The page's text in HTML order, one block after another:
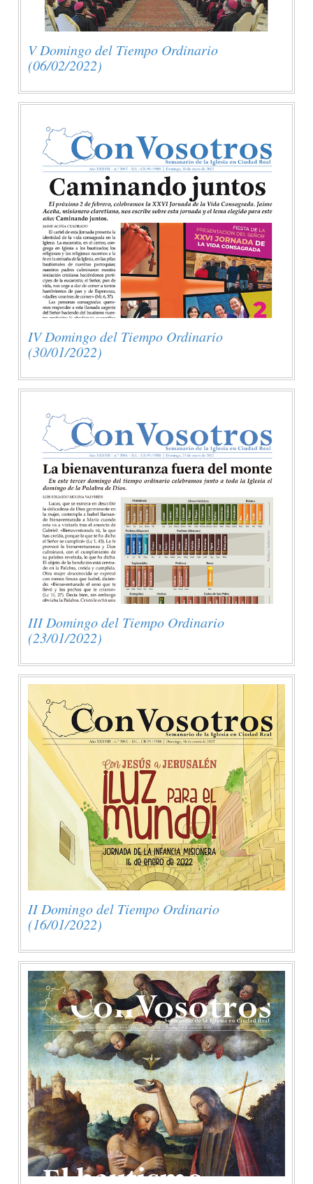
V Domingo del Tiempo Ordinario
(06/02/2022)
IV Domingo del Tiempo Ordinario
(30/01/2022)
III Domingo del Tiempo Ordinario
(23/01/2022)
II Domingo del Tiempo Ordinario
(16/01/2022)